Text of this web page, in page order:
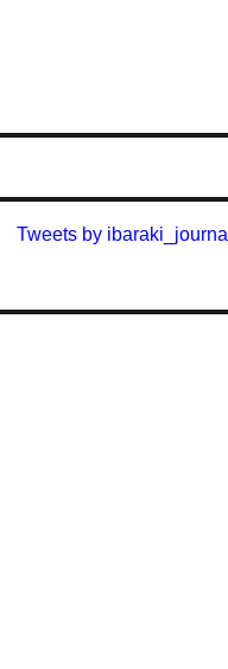
Tweets by ibaraki_journal